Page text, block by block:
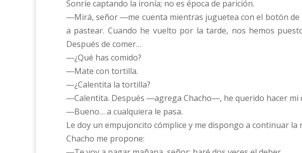
Sonríe captando la ironía; no es época de parición.
―Mirá, señor ―me cuenta mientras juguetea con el botón de
a pastear. Cuando he vuelto por la tarde, nos hemos
Después de comer…
―¿Qué has comido?
―Mate con tortilla.
―¿Calentita la tortilla?
―Calentita. Después ―agrega Chacho―, he querido hacer mi
―Bueno… a cualquiera le pasa.
Le doy un empujoncito cómplice y me dispongo a continuar
Chacho me propone: